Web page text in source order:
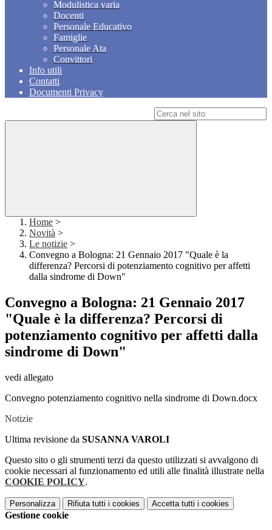
Modulistica varia
Docenti
Personale Educativo
Famiglie
Personale Ata
Convittori
Info utili
Contatti
Documenti Privacy
Home >
Novità >
Le notizie >
Convegno a Bologna: 21 Gennaio 2017 "Quale è la
differenza? Percorsi di potenziamento cognitivo per affetti
dalla sindrome di Down"
Convegno a Bologna: 21 Gennaio 2017
"Quale è la differenza? Percorsi di
potenziamento cognitivo per affetti dalla
sindrome di Down"
vedi allegato
Convegno potenziamento cognitivo nella sindrome di Down.docx
Notizie
Ultima revisione da SUSANNA VAROLI
Questo sito o gli strumenti terzi da questo utilizzati si avvalgono di
cookie necessari al funzionamento ed utili alle finalità illustrate nella
COOKIE POLICY.
Personalizza Rifiuta tutti i cookies Accetta tutti i cookies
Gestione cookie